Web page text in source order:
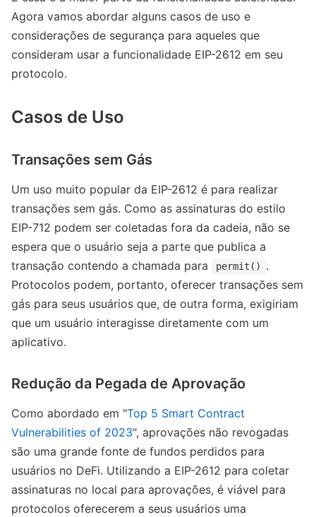
Agora vamos abordar alguns casos de uso e
considerações de segurança para aqueles que
consideram usar a funcionalidade EIP-2612 em seu
protocolo.
Casos de Uso
Transações sem Gás
Um uso muito popular da EIP-2612 é para realizar
transações sem gás. Como as assinaturas do estilo
EIP-712 podem ser coletadas fora da cadeia, não se
espera que o usuário seja a parte que publica a
transação contendo a chamada para
permit()
.
Protocolos podem, portanto, oferecer transações sem
gás para seus usuários que, de outra forma, exigiriam
que um usuário interagisse diretamente com um
aplicativo.
Redução da Pegada de Aprovação
Como abordado em "Top 5 Smart Contract
Vulnerabilities of 2023", aprovações não revogadas
são uma grande fonte de fundos perdidos para
usuários no DeFi. Utilizando a EIP-2612 para coletar
assinaturas no local para aprovações, é viável para
protocolos oferecerem a seus usuários uma